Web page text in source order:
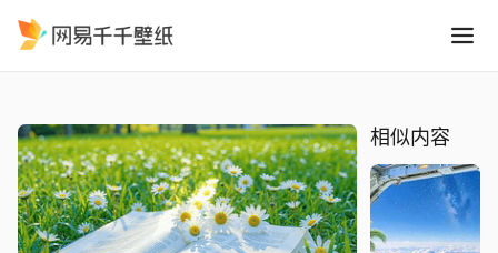
相似内容